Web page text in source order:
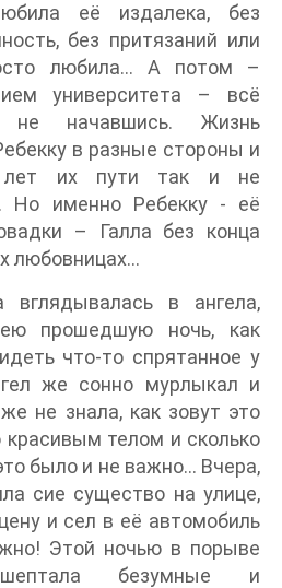
её издалека, без
без притязаний или
любила… А потом –
университета – всё
не начавшись. Жизнь
в разные стороны и
лет их пути так и не
Но именно Ребекку - её
– Галла без конца
любовницах…
в ангела,
прошедшую ночь, как
что-то спрятанное у
же сонно мурлыкал и
не знала, как зовут это
красивым телом и сколько
было и не важно… Вчера,
сие существо на улице,
и сел в её автомобиль
Этой ночью в порыве
безумные и